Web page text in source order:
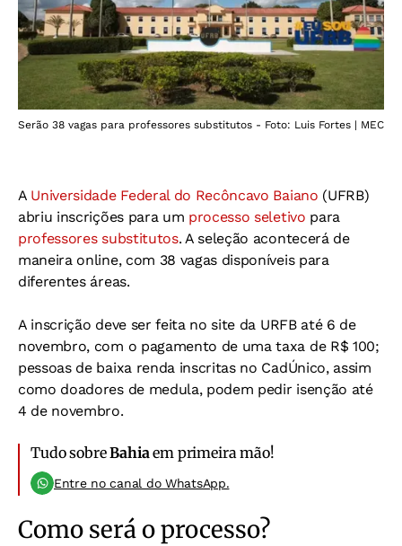
Serão 38 vagas para professores substitutos - Foto: Luis Fortes | MEC
A Universidade Federal do Recôncavo Baiano (UFRB)
abriu inscrições para um processo seletivo para
professores substitutos. A seleção acontecerá de
maneira online, com 38 vagas disponíveis para
diferentes áreas.
A inscrição deve ser feita no site da URFB até 6 de
novembro, com o pagamento de uma taxa de R$ 100;
pessoas de baixa renda inscritas no CadÚnico, assim
como doadores de medula, podem pedir isenção até
4 de novembro.
Tudo sobreBahiaem primeira mão!
Entre no canal do WhatsApp.
Como será o processo?